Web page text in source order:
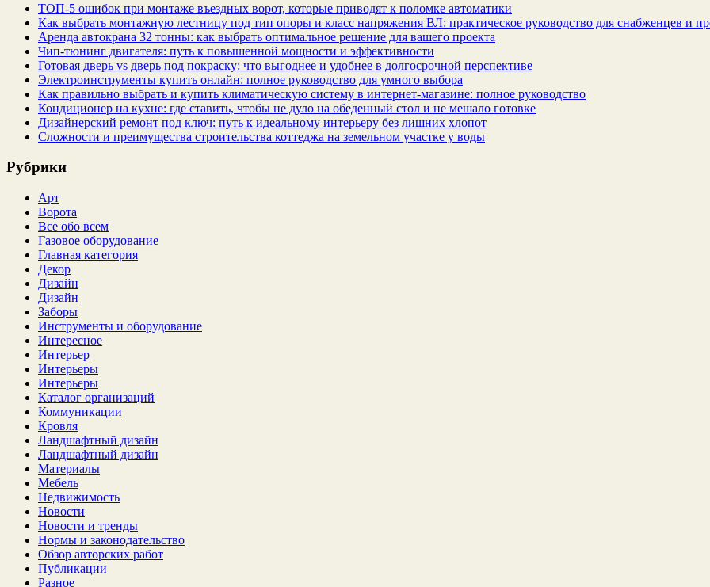
ТОП-5 ошибок при монтаже въездных ворот, которые приводят к поломке автоматики
Как выбрать монтажную лестницу под тип опоры и класс напряжения ВЛ: практическое руководство для снабженцев и
Аренда автокрана 32 тонны: как выбрать оптимальное решение для вашего проекта
Чип‑тюнинг двигателя: путь к повышенной мощности и эффективности
Готовая дверь vs дверь под покраску: что выгоднее и удобнее в долгосрочной перспективе
Электроинструменты купить онлайн: полное руководство для умного выбора
Как правильно выбрать и купить климатическую систему в интернет‑магазине: полное руководство
Кондиционер на кухне: где ставить, чтобы не дуло на обеденный стол и не мешало готовке
Дизайнерский ремонт под ключ: путь к идеальному интерьеру без лишних хлопот
Сложности и преимущества строительства коттеджа на земельном участке у воды
Рубрики
Арт
Ворота
Все обо всем
Газовое оборудование
Главная категория
Декор
Дизайн
Дизайн
Заборы
Инструменты и оборудование
Интересное
Интерьер
Интерьеры
Интерьеры
Каталог организаций
Коммуникации
Кровля
Ландшафтный дизайн
Ландшафтный дизайн
Материалы
Мебель
Недвижимость
Новости
Новости и тренды
Нормы и законодательство
Обзор авторских работ
Публикации
Разное